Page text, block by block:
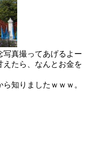
写真撮ってあげるよー
えたら、なんとお金を
知りましたｗｗｗ。